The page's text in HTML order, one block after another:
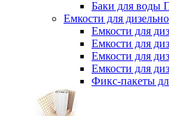
Баки для воды
Емкости для
Емкости для
Емкости для
Емкости для
Емкости для
Фикс-пакеты